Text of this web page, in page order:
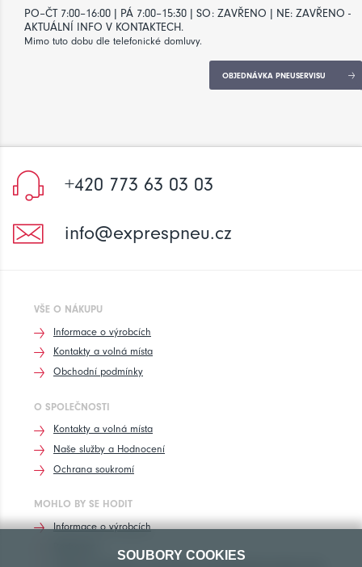
PO–ČT 7:00–16:00 | PÁ 7:00–15:30 | SO: ZAVŘENO | NE: ZAVŘENO -
AKTUÁLNÍ INFO V KONTAKTECH.
Mimo tuto dobu dle telefonické domluvy.
OBJEDNÁVKA PNEUSERVISU
+420 773 63 03 03
info@exprespneu.cz
VŠE O NÁKUPU
Informace o výrobcích
Kontakty a volná místa
Obchodní podmínky
O SPOLEČNOSTI
Kontakty a volná místa
Naše služby a Hodnocení
Ochrana soukromí
MOHLO BY SE HODIT
Informace o výrobcích
SOUBORY COOKIES